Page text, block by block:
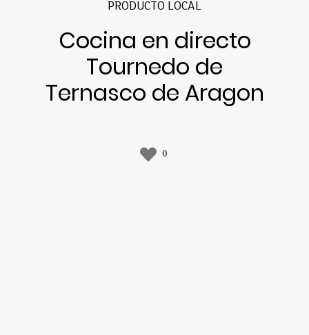
PRODUCTO LOCAL
Cocina en directo
Tournedo de
Ternasco de Aragon
0